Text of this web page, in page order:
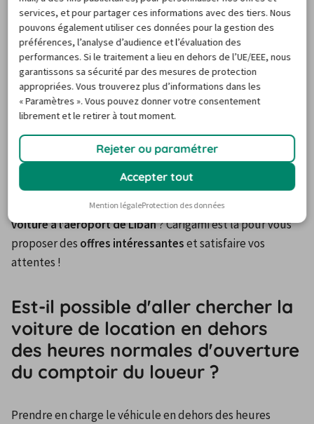
respecter les horaires des transports en commun.
L’aéroport de Beyrouth accueille les agences de haute
qualité, parmi lesquelles Avis, Europcar, Budget, Mex et
Green Motion.
La plupart des enseignes de location sont implantées
dans le hall des arrivées : il vous suffira de suivre les
bagages pour les rejoindre. À la fin de votre séjour, vous
pourrez restituer les clés de votre voiture au même
endroit.
Vous avez besoin d’aide pour trouver une location de
voiture à l’aéroport de Liban ? Carigami est là pour vous
proposer des offres intéressantes et satisfaire vos
attentes !
Est-il possible d'aller chercher la
voiture de location en dehors
des heures normales d'ouverture
du comptoir du loueur ?
Prendre en charge le véhicule en dehors des heures
services, et pour partager ces informations avec des tiers. Nous
pouvons également utiliser ces données pour la gestion des
préférences, l’analyse d’audience et l’évaluation des
performances. Si le traitement a lieu en dehors de l’UE/EEE, nous
garantissons sa sécurité par des mesures de protection
appropriées. Vous trouverez plus d’informations dans les
« Paramètres ». Vous pouvez donner votre consentement
librement et le retirer à tout moment.
Rejeter ou paramétrer
Accepter tout
Mention légaleProtection des données